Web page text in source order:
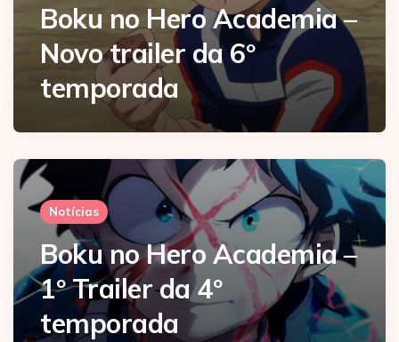
Boku no Hero Academia –
Novo trailer da 6º
temporada
Notícias
Boku no Hero Academia –
1º Trailer da 4º
temporada